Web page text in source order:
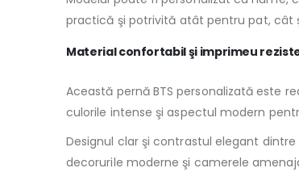
practică şi potrivită atât pentru pat, cât
Material confortabil şi imprimeu
Această pernă BTS personalizată este
culorile intense şi aspectul modern
Designul clar şi contrastul elegant
decorurile moderne şi camerele